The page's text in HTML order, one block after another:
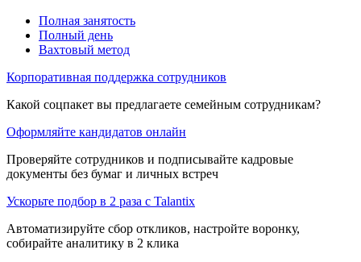
Полная занятость
Полный день
Вахтовый метод
Корпоративная поддержка сотрудников
Какой соцпакет вы предлагаете семейным сотрудникам?
Оформляйте кандидатов онлайн
Проверяйте сотрудников и подписывайте кадровые
документы без бумаг и личных встреч
Ускорьте подбор в 2 раза с Talantix
Автоматизируйте сбор откликов, настройте воронку,
собирайте аналитику в 2 клика